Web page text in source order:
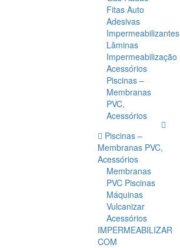
Fitas Auto
Adesivas
Impermeabilizantes
Lâminas
Impermeabilização
Acessórios
Piscinas –
Membranas
PVC,
Acessórios
Piscinas –
Membranas PVC,
Acessórios
Membranas
PVC Piscinas
Máquinas
Vulcanizar
Acessórios
IMPERMEABILIZAR
COM